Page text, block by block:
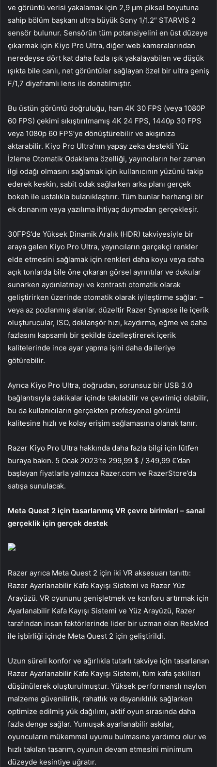
ve görüntü verisi yakalamak için 2,9 μm piksel boyutuna
sahip bölüm başkanı ultra büyük Sony 1/1.2″ STARVIS 2
sensör bulunur. Sensörün tüm potansiyelini en üst düzeye
çıkarmak için Kiyo Pro Ultra, diğer web kameralarından
neredeyse dört kat daha fazla ışık yakalayabilen ve düşük
ışıkta bile canlı, net görüntüler sağlayan özel bir ultra geniş
F/1,7 diyaframlı lens ile donatılmıştır.
Bu üstün görüntü doğruluğu, ham 4K 30 FPS (veya 1080P
60 FPS) çekimi sıkıştırılmamış 4K 24 FPS, 1440p 30 FPS
veya 1080p 60 FPS’ye dönüştürebilir ve akışınıza
aktarabilir. Kiyo Pro Ultra’nın yapay zeka destekli Yüz
İzleme Otomatik Odaklama özelliği, yayıncıların her zaman
ilgi odağı olmasını sağlamak için kullanıcının yüzünü takip
ederek keskin, sabit odak sağlarken arka planı gerçek
bokeh ile ustalıkla bulanıklaştırır. Tüm bunlar herhangi bir
ek donanım veya yazılıma ihtiyaç duymadan gerçekleşir.
30FPS’de Yüksek Dinamik Aralık (HDR) takviyesiyle bir
araya gelen Kiyo Pro Ultra, yayıncıların gerçekçi renkler
elde etmesini sağlamak için renkleri daha koyu veya daha
açık tonlarda bile öne çıkaran görsel ayrıntılar ve dokular
sunarken aydınlatmayı ve kontrastı otomatik olarak
geliştirirken üzerinde otomatik olarak iyileştirme sağlar. –
veya az pozlanmış alanlar. düzeltir Razer Synapse ile içerik
oluşturucular, ISO, deklanşör hızı, kaydırma, eğme ve daha
fazlasını kapsamlı bir şekilde özelleştirerek içerik
kalitelerinde ince ayar yapma işini daha da ileriye
götürebilir.
Ayrıca Kiyo Pro Ultra, doğrudan, sorunsuz bir USB 3.0
bağlantısıyla dakikalar içinde takılabilir ve çevrimiçi olabilir,
bu da kullanıcıların gerçekten profesyonel görüntü
kalitesine hızlı ve kolay erişim sağlamasına olanak tanır.
Razer Kiyo Pro Ultra hakkında daha fazla bilgi için lütfen
buraya bakın. 5 Ocak 2023’te 299,99 $ / 349,99 €’dan
başlayan fiyatlarla yalnızca Razer.com ve RazerStore’da
satışa sunulacak.
Meta Quest 2 için tasarlanmış VR çevre birimleri – sanal
gerçeklik için gerçek destek
Razer ayrıca Meta Quest 2 için iki VR aksesuarı tanıttı:
Razer Ayarlanabilir Kafa Kayışı Sistemi ve Razer Yüz
Arayüzü. VR oyununu genişletmek ve konforu artırmak için
Ayarlanabilir Kafa Kayışı Sistemi ve Yüz Arayüzü, Razer
tarafından insan faktörlerinde lider bir uzman olan ResMed
ile işbirliği içinde Meta Quest 2 için geliştirildi.
Uzun süreli konfor ve ağırlıkla tutarlı takviye için tasarlanan
Razer Ayarlanabilir Kafa Kayışı Sistemi, tüm kafa şekilleri
düşünülerek oluşturulmuştur. Yüksek performanslı naylon
malzeme güvenilirlik, rahatlık ve dayanıklılık sağlarken
optimize edilmiş yük dağılımı, aktif oyun sırasında daha
fazla denge sağlar. Yumuşak ayarlanabilir askılar,
oyuncuların mükemmel uyumu bulmasına yardımcı olur ve
hızlı takılan tasarım, oyunun devam etmesini minimum
düzeyde kesintiye uğratır.